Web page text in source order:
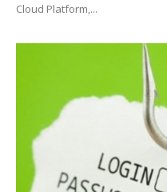
Cloud Platform,...